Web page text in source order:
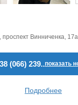
проспект Винниченка,
(066) 239..показать
Подробнее